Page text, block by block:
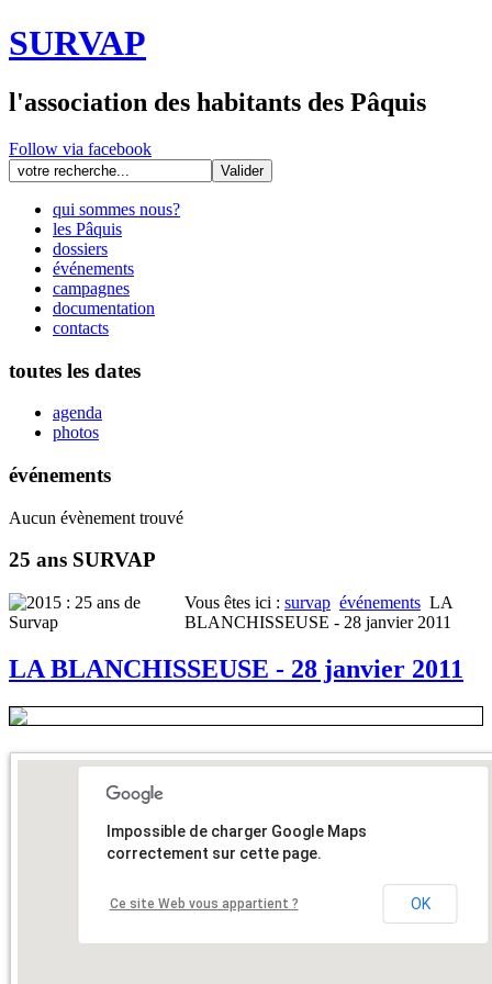
SURVAP
l'association des habitants des Pâquis
Follow via facebook
qui sommes nous?
les Pâquis
dossiers
événements
campagnes
documentation
contacts
toutes les dates
agenda
photos
événements
Aucun évènement trouvé
25 ans SURVAP
Vous êtes ici : survap événements LA
BLANCHISSEUSE - 28 janvier 2011
LA BLANCHISSEUSE - 28 janvier 2011
Impossible de charger Google Maps
correctement sur cette page.
Ce site Web vous appartient ? OK